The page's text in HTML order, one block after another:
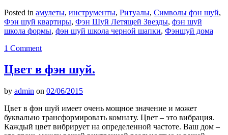
Posted in амулеты, инструменты, Ритуалы, Символы фэн шуй,
Фэн шуй квартиры, Фэн Шуй Летящей Звезды, фэн шуй
школа формы, фэн шуй школа черной шапки, Фэншуй дома
1 Comment
Цвет в фэн шуй.
by admin on 02/06/2015
Цвет в фэн шуй имеет очень мощное значение и может
буквально трансформировать комнату. Цвет – это вибрация.
Каждый цвет вибрирует на определенной частоте. Ваш дом –